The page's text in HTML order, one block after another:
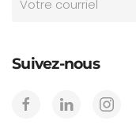
Suivez-nous